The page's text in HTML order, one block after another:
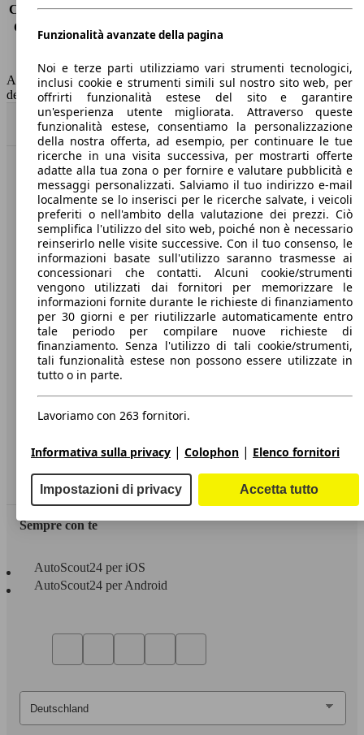
Consumo (extra-urbano) 3.6 l/100km
Consumo (combinato)*
3.6 l/100km
Capacità del serbatoio
50 l
AutoScout24 non si assume alcuna responsabilità per la correttezza
dei dati.
Torna su
Benvenuti su AutoScout24, il mercato auto europeo.
Società
A proposito di AutoScout24
Stampa
Media
Condizioni generali
Informazioni
Privacy
Dichiarazione di Accessibilità
Servizi
Area rivenditori
Sempre con te
AutoScout24 per iOS
AutoScout24 per Android
Funzionalità avanzate della pagina
Noi e terze parti utilizziamo vari strumenti tecnologici,
inclusi cookie e strumenti simili sul nostro sito web, per
offrirti funzionalità estese del sito e garantire
un'esperienza utente migliorata. Attraverso queste
funzionalità estese, consentiamo la personalizzazione
della nostra offerta, ad esempio, per continuare le tue
ricerche in una visita successiva, per mostrarti offerte
adatte alla tua zona o per fornire e valutare pubblicità e
messaggi personalizzati. Salviamo il tuo indirizzo e-mail
localmente se lo inserisci per le ricerche salvate, i veicoli
preferiti o nell'ambito della valutazione dei prezzi. Ciò
semplifica l'utilizzo del sito web, poiché non è necessario
reinserirlo nelle visite successive. Con il tuo consenso, le
informazioni basate sull'utilizzo saranno trasmesse ai
concessionari che contatti. Alcuni cookie/strumenti
vengono utilizzati dai fornitori per memorizzare le
informazioni fornite durante le richieste di finanziamento
per 30 giorni e per riutilizzarle automaticamente entro
tale periodo per compilare nuove richieste di
finanziamento. Senza l'utilizzo di tali cookie/strumenti,
tali funzionalità estese non possono essere utilizzate in
tutto o in parte.
Lavoriamo con 263 fornitori.
Informativa sulla privacy | Colophon | Elenco fornitori
Impostazioni di privacy Accetta tutto